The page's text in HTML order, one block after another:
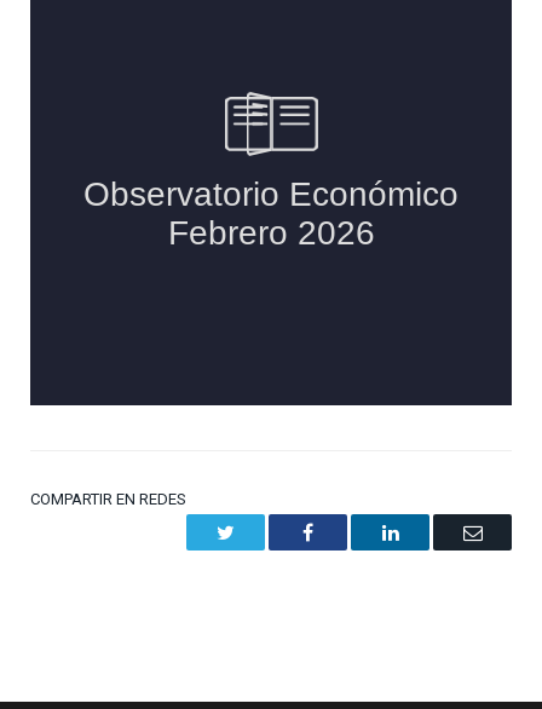
COMPARTIR EN REDES
Facebook LinkedIn Email